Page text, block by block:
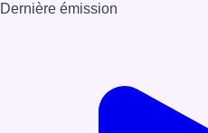
Dernière émission